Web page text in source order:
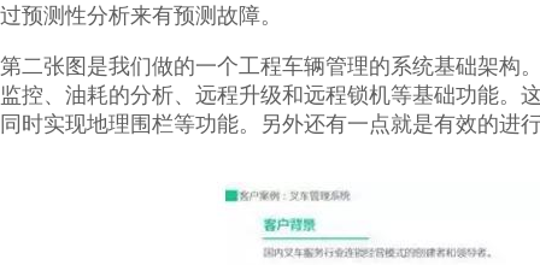
过预测性分析来有预测故障。
第二张图是我们做的一个工程车辆管理的系统基础架构
监控、油耗的分析、远程升级和远程锁机等基础功能。
同时实现地理围栏等功能。另外还有一点就是有效的进